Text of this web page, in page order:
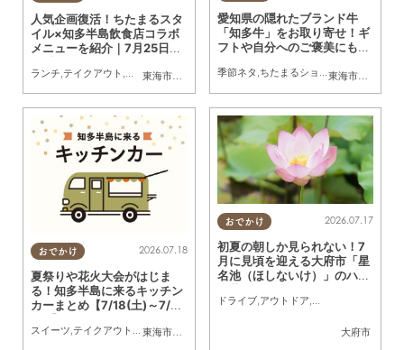
東海市
, 大府市 知多市,東浦町,阿久比町,半田市,常滑市
人気企画復活！ちたまるスタ
イル×知多半島飲食店コラボ
メニューを紹介｜7月25日発
月号」見ドコロ解説
ランチ,テイクアウト ,習い事,観光 アウトドア,季節ネタ,ちたまるスタイル掲載店
東海市大府市
愛知県の隠れたブランド牛
「知多牛」をお取り寄せ！ギ
フトや自分へのご褒美にも／
季節ネタ ,ちたまるショッピング
おでかけ
東海市
,大府市 半田市,常滑市
2026.07.18
夏祭りや花火大会がはじま
る！知多半島に来るキッチン
カーまとめ【7/18(土)～7/24
(金)】
スイーツ,テイクアウト ,キッチンカー
おでかけ
大府市
2026.07.17
初夏の朝しか見られない！7
月に見頃を迎える大府市「星
名池（ほしないけ）」のハス
ドライブ,アウトドア,自然